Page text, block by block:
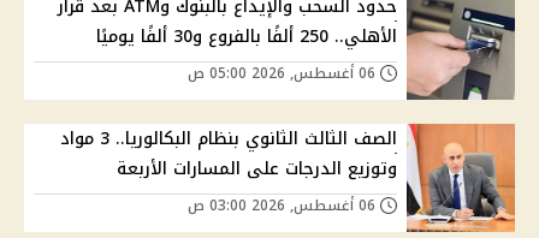
الأهلي.. 250 ألفًا بالفروع و30 ألفًا يوميًا
الصف الثالث الثانوي بنظام البكالوريا.. 3 مواد
وتوزيع الدرجات على المسارات الأربعة